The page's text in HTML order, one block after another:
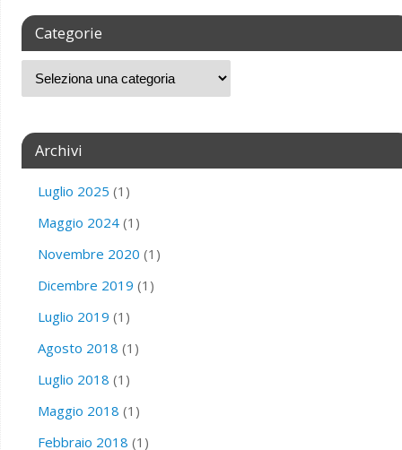
Categorie
Archivi
Luglio 2025 (1)
Maggio 2024(1)
Novembre 2020 (1)
Dicembre 2019 (1)
Luglio 2019 (1)
Agosto 2018 (1)
Luglio 2018 (1)
Maggio 2018 (1)
Febbraio 2018 (1)